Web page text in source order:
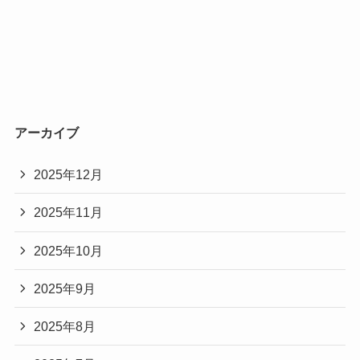
アーカイブ
2025年12月
2025年11月
2025年10月
2025年9月
2025年8月